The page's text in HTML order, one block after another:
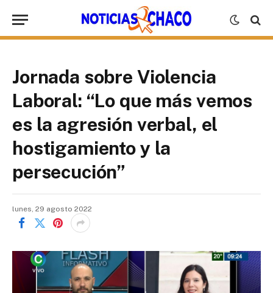
Jornada sobre Violencia
Laboral: “Lo que más vemos
es la agresión verbal, el
hostigamiento y la
persecución”
lunes, 29 agosto 2022